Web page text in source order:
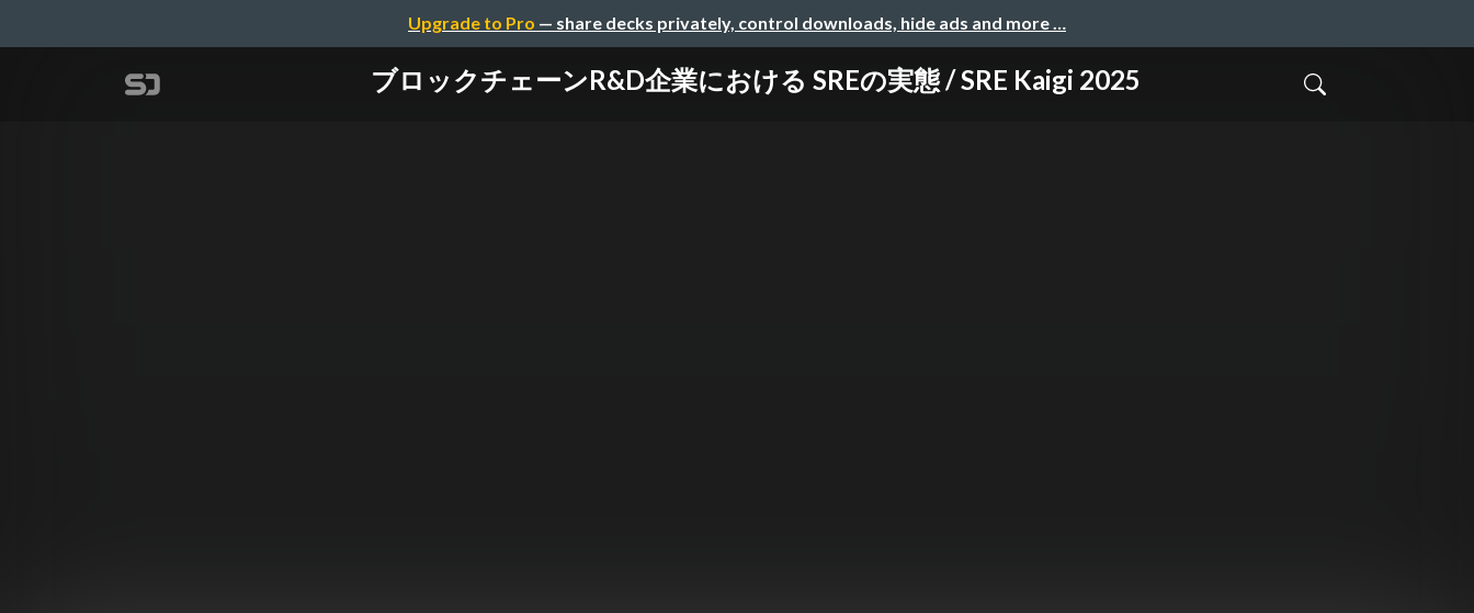
Upgrade to Pro — share decks privately, control downloads, hide ads and more …
ブロックチェーンR&D企業における SREの実態 / SRE Kaigi 2025